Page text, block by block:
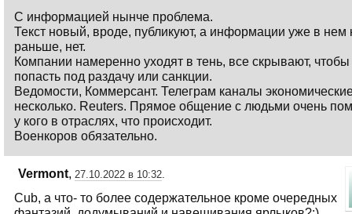
С информацией нынче проблема.
Текст новый, вроде, публикуют, а информации уже в нем
раньше, нет.
Компании намеренно уходят в тень, все скрывают, чтобы
попасть под раздачу или санкции.
Ведомости, Коммерсант. Телеграм каналы
несколько. Reuters. Прямое общение с людьми очень
у кого в отраслях, что происходит.
Военкоров обязательно.
Vermont, 27.10.2022 в 10:32.
Cub, а что- то более содержательное кроме очередных